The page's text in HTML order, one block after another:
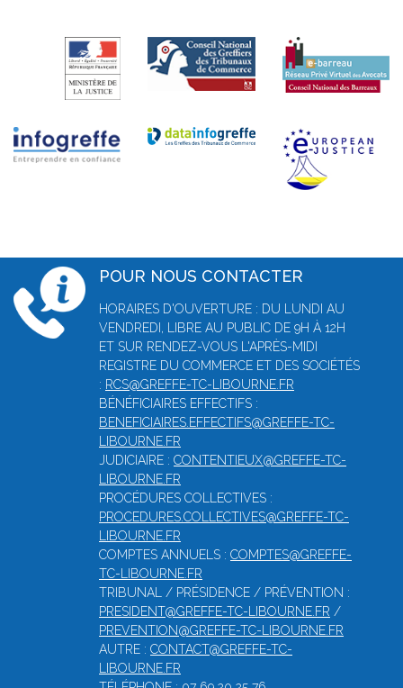
POUR NOUS CONTACTER
HORAIRES D'OUVERTURE : DU LUNDI AU
VENDREDI, LIBRE AU PUBLIC DE 9H À 12H
ET SUR RENDEZ-VOUS L'APRÈS-MIDI
REGISTRE DU COMMERCE ET DES SOCIÉTÉS
: RCS@GREFFE-TC-LIBOURNE.FR
BÉNÉFICIAIRES EFFECTIFS :
BENEFICIAIRES.EFFECTIFS@GREFFE-TC-
LIBOURNE.FR
JUDICIAIRE : CONTENTIEUX@GREFFE-TC-
LIBOURNE.FR
PROCÉDURES COLLECTIVES :
PROCEDURES.COLLECTIVES@GREFFE-TC-
LIBOURNE.FR
COMPTES ANNUELS : COMPTES@GREFFE-
TC-LIBOURNE.FR
TRIBUNAL / PRÉSIDENCE / PRÉVENTION :
PRESIDENT@GREFFE-TC-LIBOURNE.FR /
PREVENTION@GREFFE-TC-LIBOURNE.FR
AUTRE : CONTACT@GREFFE-TC-
LIBOURNE.FR